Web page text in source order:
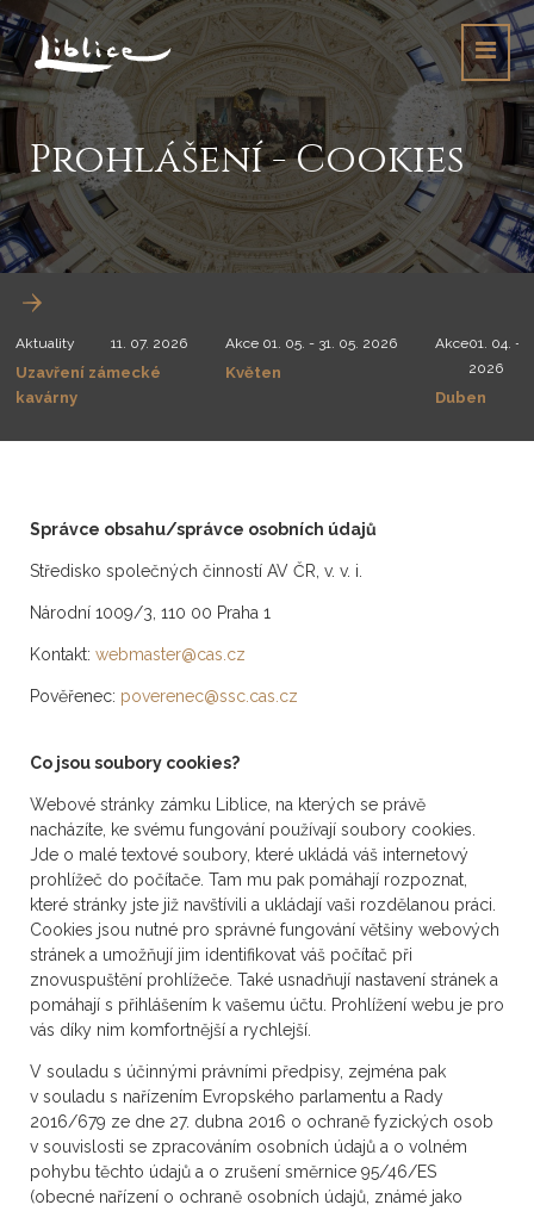
Prohlášení - Cookies
Aktuality 11. 07. 2026
Uzavření zámecké
kavárny
Akce 01. 05. - 31. 05. 2026
Květen
Akce01. 04. -
2026
Duben
Správce obsahu/správce osobních údajů
Středisko společných činností AV ČR, v. v. i.
Národní 1009/3, 110 00 Praha 1
Kontakt: webmaster@cas.cz
Pověřenec: poverenec@ssc.cas.cz
Co jsou soubory cookies?
Webové stránky zámku Liblice, na kterých se právě
nacházíte, ke svému fungování používají soubory cookies.
Jde o malé textové soubory, které ukládá váš internetový
prohlížeč do počítače. Tam mu pak pomáhají rozpoznat,
které stránky jste již navštívili a ukládají vaši rozdělanou práci.
Cookies jsou nutné pro správné fungování většiny webových
stránek a umožňují jim identifikovat váš počítač při
znovuspuštění prohlížeče. Také usnadňují nastavení stránek a
pomáhají s přihlášením k vašemu účtu. Prohlížení webu je pro
vás díky nim komfortnější a rychlejší.
V souladu s účinnými právními předpisy, zejména pak
v souladu s nařízením Evropského parlamentu a Rady
2016/679 ze dne 27. dubna 2016 o ochraně fyzických osob
v souvislosti se zpracováním osobních údajů a o volném
pohybu těchto údajů a o zrušení směrnice 95/46/ES
(obecné nařízení o ochraně osobních údajů, známé jako